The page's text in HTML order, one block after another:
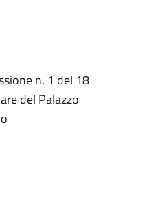
n. 1 del 18
del Palazzo